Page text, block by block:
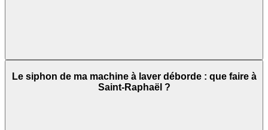
Le siphon de ma machine à laver déborde : que faire à
Saint-Raphaël ?